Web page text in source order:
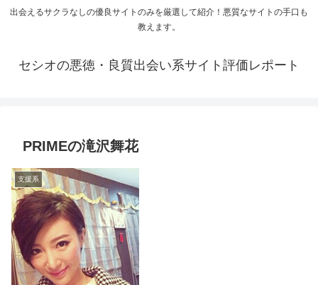
出会えるサクラなしの優良サイトのみを厳選して紹介！悪質なサイトの手口も
教えます。
セシオの悪徳・良質出会い系サイト評価レポート
PRIMEの滝沢舞花
支援系